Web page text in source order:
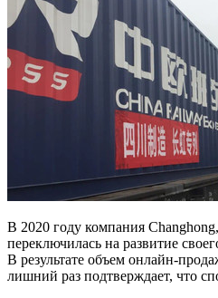
В 2020 году компания
переключилась на развитие
В результате объем онлайн-
лишний раз подтверждает, что